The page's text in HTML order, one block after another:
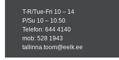
T-R/Tue-Fri 10 – 14
P/Su 10 – 10.50
Telefon: 644 4140
mob: 528 1943
tallinna.toom@eelk.ee